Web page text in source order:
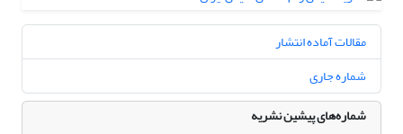
مقالات آماده انتشار
شماره جاری
شماره‌های پیشین نشریه